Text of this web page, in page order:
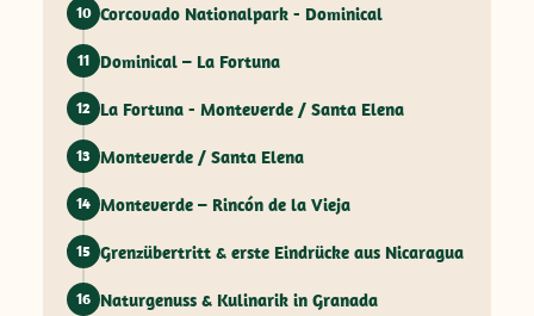
10 Corcovado Nationalpark - Dominical
11 Dominical – La Fortuna
12 La Fortuna - Monteverde / Santa Elena
13 Monteverde / Santa Elena
14 Monteverde – Rincón de la Vieja
15 Grenzübertritt & erste Eindrücke aus Nicaragua
16 Naturgenuss & Kulinarik in Granada